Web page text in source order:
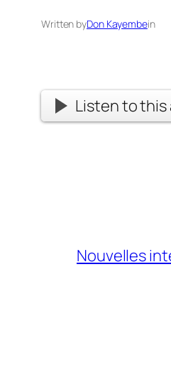
Written byDon Kayembein
Listen to this
Nouvelles